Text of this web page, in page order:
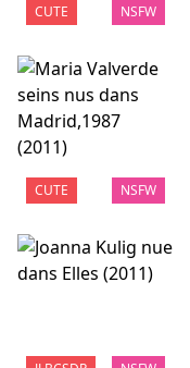
CUTE NSFW
CUTE NSFW